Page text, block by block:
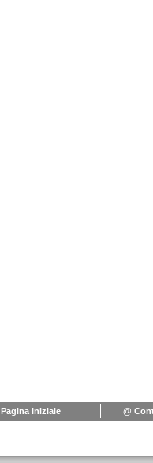
Pagina Iniziale
@